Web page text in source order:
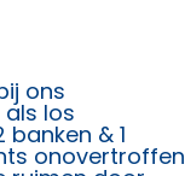
ons
los
& 1
onovertroffen